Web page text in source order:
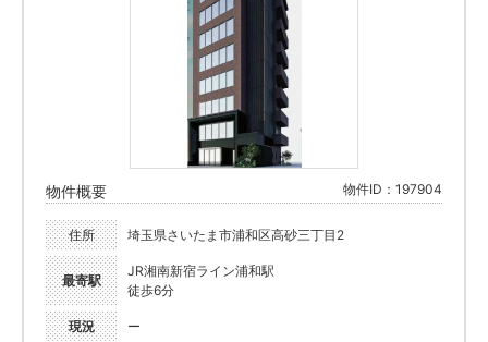
物件概要 物件ID：197904
住所 埼玉県さいたま市浦和区高砂三丁目2
最寄駅
JR湘南新宿ライン浦和駅
徒歩6分
現況 ー